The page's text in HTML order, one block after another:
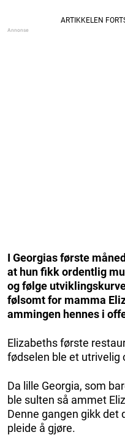
I Georgias første
at hun fikk ordentlig
og følge
følsomt for mamma
ammingen hennes i
Elizabeths første
fødselen ble et utrivelig
Da lille Georgia, som
ble sulten så ammet
Denne gangen gikk det
pleide å gjøre.